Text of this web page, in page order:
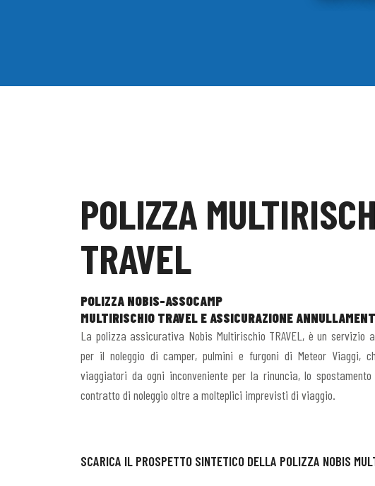
POLIZZA
TRAVEL
POLIZZA NOBIS-ASSOCAMP
MULTIRISCHIO TRAVEL E ASSICURAZIONE
La polizza assicurativa Nobis Multirischio TRAVEL, è un servizio
per il noleggio di camper, pulmini e furgoni di Meteor Viaggi,
viaggiatori da ogni inconveniente per la rinuncia, lo spostamento
contratto di noleggio oltre a molteplici imprevisti di viaggio.
SCARICA IL PROSPETTO SINTETICO DELLA POLIZZA NOBIS